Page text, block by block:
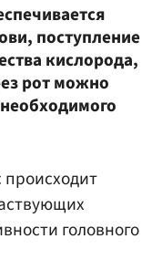
поступление
кислорода,
рот можно
головного